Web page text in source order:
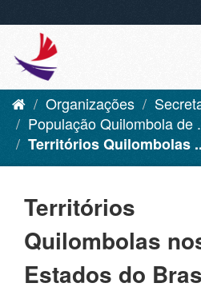
Organizações
População Quilombola de
Territórios Quilombolas
Territórios
Quilombolas
Estados do